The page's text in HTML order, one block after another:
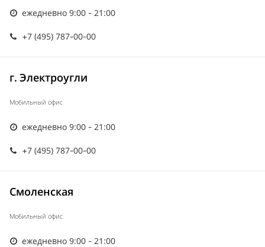
ежедневно 9:00 - 21:00
+7 (495) 787-00-00
г. Электроугли
Мобильный офис
ежедневно 9:00 - 21:00
+7 (495) 787-00-00
Смоленская
Мобильный офис
ежедневно 9:00 - 21:00